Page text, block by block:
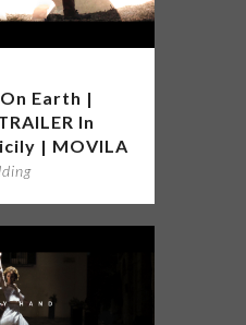
Earth |
In
| MOVILA